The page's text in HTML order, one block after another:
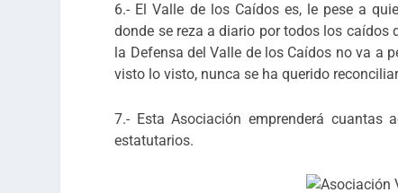
6.- El Valle de los Caídos es, le pese a
donde se reza a diario por todos los caídos
la Defensa del Valle de los Caídos no va a
visto lo visto, nunca se ha querido
7.- Esta Asociación emprenderá cuantas
estatutarios.